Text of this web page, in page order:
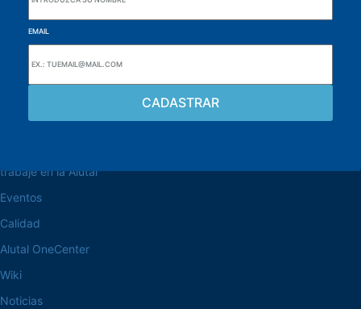
EMAIL
trabaje en la Alutal
Eventos
Calidad
Alutal OneCenter
Wiki
Noticias